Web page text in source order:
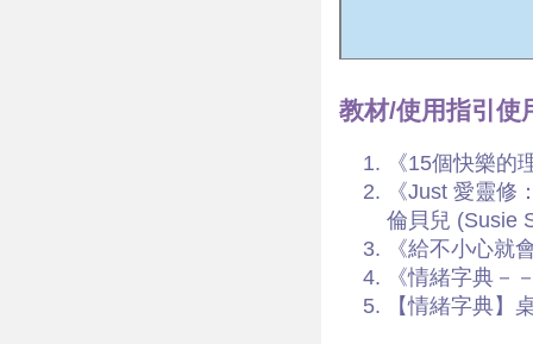
教材/使用指引使
《15個快樂
《Just 愛靈
倫貝兒 (Susie
《給不小心就
《情緒字典－
【情緒字典】